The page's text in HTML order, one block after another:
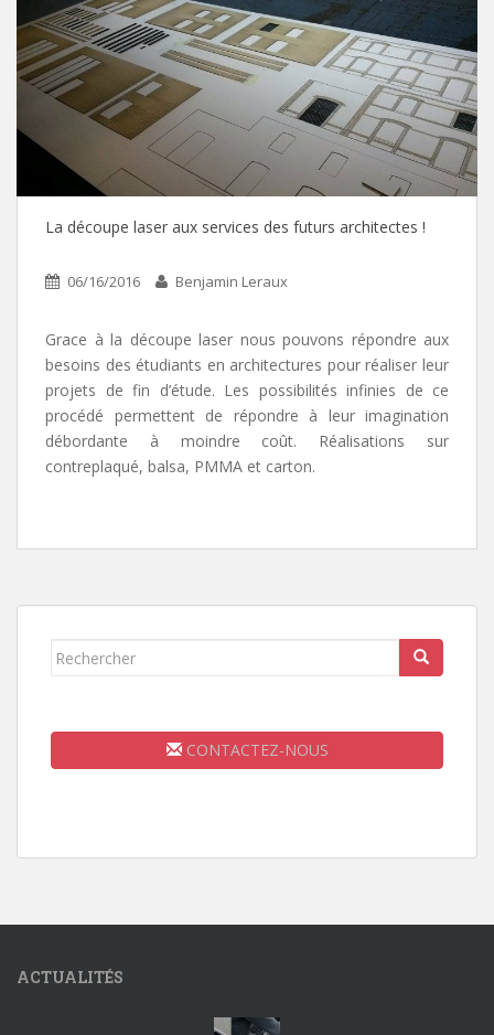
La découpe laser aux services des futurs architectes !
06/16/2016 Benjamin Leraux
Grace à la découpe laser nous pouvons répondre aux
besoins des étudiants en architectures pour réaliser leur
projets de fin d’étude. Les possibilités infinies de ce
procédé permettent de répondre à leur imagination
débordante à moindre coût. Réalisations sur
contreplaqué, balsa, PMMA et carton.
Rechercher...
CONTACTEZ-NOUS
ACTUALITÉS